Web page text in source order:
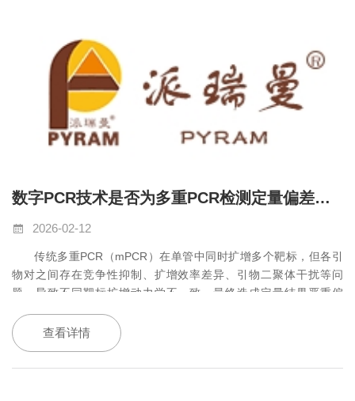
数字PCR技术是否为多重PCR检测定量偏差问题的有效解决方案？
2026-02-12
传统多重PCR （mPCR ）在单管中同时扩增多个靶标，但各引
物对之间存在竞争性抑制、扩增效率差异、引物二聚体干扰等问
题，导致不同靶标扩增动力学不一致，最终造成定量结果严重偏
标扩增，使qPCR Ct值无法真实反映初始浓度。
查看详情